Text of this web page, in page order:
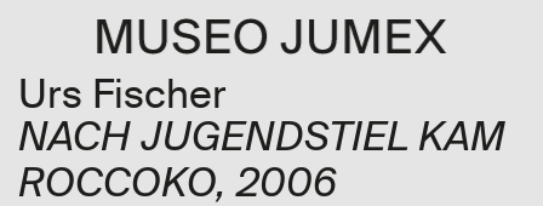
Urs Fischer
NACH JUGENDSTIEL KAM
ROCCOKO, 2006